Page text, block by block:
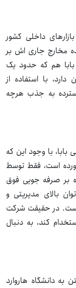
داخلی کشور
مخارج جاری اش بر
هم که حدود یک
با استفاده از
گسترده به جذب هرچه
با وجود این که
آورده است، فقط توسط
بر صرفه جویی فوق
بالای مدیریتی و
در حقیقت شرکت
کند، به دنبال
به دانشگاه هاروارد